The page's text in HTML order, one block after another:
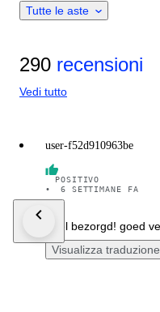
Tutte le aste
290 recensioni
Vedi tutto
user-f52d910963be
POSITIVO
•
6 SETTIMANE FA
Snel bezorgd! goed
Visualizza traduzione